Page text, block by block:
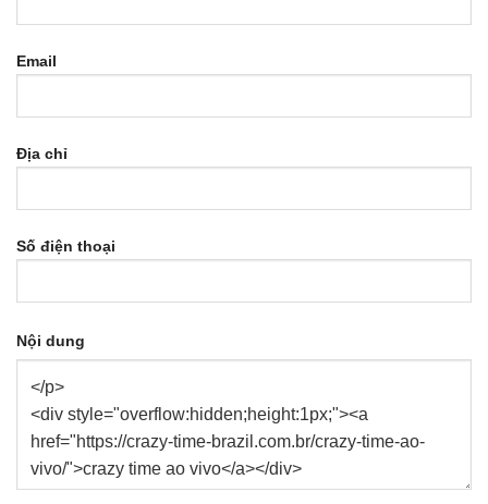
Email
Địa chỉ
Số điện thoại
Nội dung